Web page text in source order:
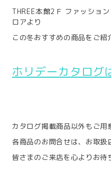
THREE本館2Ｆ ファッショ
ロアより
この冬おすすめの商品をご紹
ホリデーカタログ
カタログ掲載商品以外もご用
各商品のお問合せは、お取扱
皆さまのご来店を心よりお待